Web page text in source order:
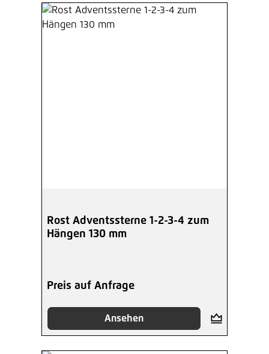
Rost Adventssterne 1-2-3-4 zum
Hängen 130 mm
Preis auf Anfrage
Ansehen